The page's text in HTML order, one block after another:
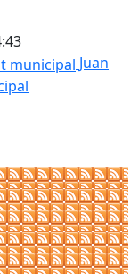
Juan